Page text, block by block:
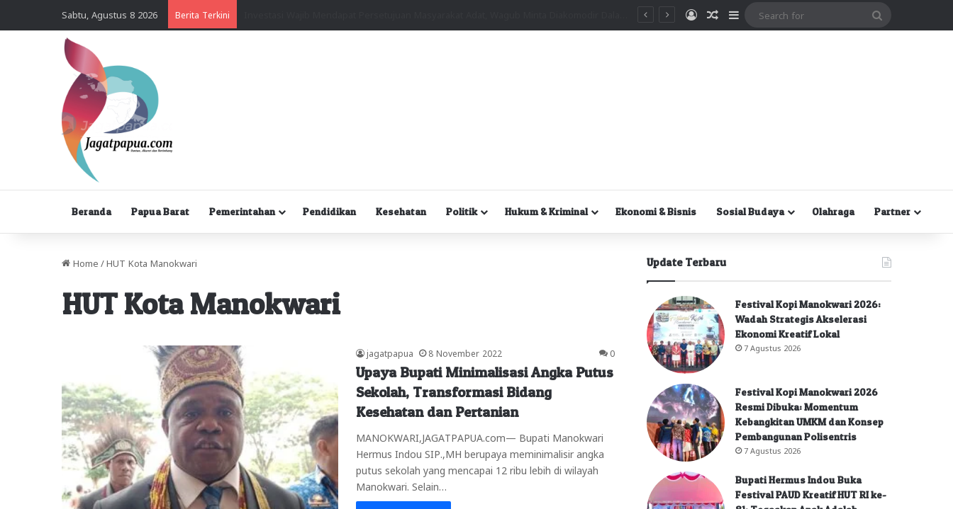
Sabtu, Agustus 8 2026 Berita Terkini MasukRandom Article
Sidebar
Beranda Papua Barat Pemerintahan Pendidikan Kesehatan Politik Hukum & Kriminal Ekonomi & Bisnis Sosial Budaya Olahraga Partner
Home / HUT Kota Manokwari
HUT Kota Manokwari
jagatpapua 8 November 2022 0
Upaya Bupati Minimalisasi Angka Putus
Sekolah, Transformasi Bidang
Kesehatan dan Pertanian
MANOKWARI,JAGATPAPUA.com— Bupati Manokwari
Hermus Indou SIP.,MH berupaya meminimalisir angka
putus sekolah yang mencapai 12 ribu lebih di wilayah
Manokwari. Selain…
Update Terbaru
Festival Kopi Manokwari 2026:
Wadah Strategis Akselerasi
Ekonomi Kreatif Lokal
7 Agustus 2026
Festival Kopi Manokwari 2026
Resmi Dibuka: Momentum
Kebangkitan UMKM dan Konsep
Pembangunan Polisentris
7 Agustus 2026
Bupati Hermus Indou Buka
Festival PAUD Kreatif HUT RI ke-